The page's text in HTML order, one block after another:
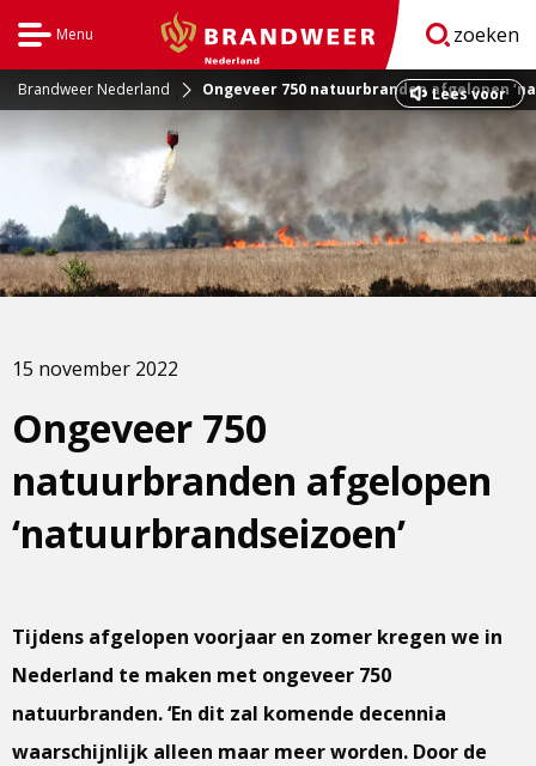
Menu
BrandweerNederland.nl
zoeken
Brandweer Nederland Ongeveer 750 natuurbranden afgelopen
Dit
is
een
externe
pagina
Lees voor
Ongeveer 750
natuurbranden afgelopen
‘natuurbrandseizoen’
15 november 2022
Tijdens afgelopen voorjaar en zomer kregen we in
Nederland te maken met ongeveer 750
natuurbranden. ‘En dit zal komende decennia
waarschijnlijk alleen maar meer worden. Door de